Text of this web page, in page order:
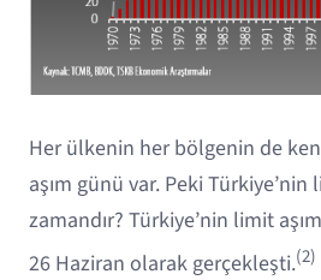
Her ülkenin her bölgenin de
aşım günü var. Peki
zamandır? Türkiye’nin limit
26 Haziran olarak gerçekleşti.(2)